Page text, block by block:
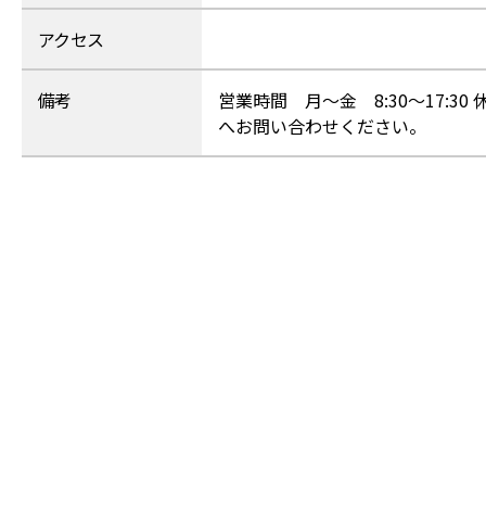
アクセス
備考
営業時間 月～金 8:30～
へお問い合わせください。